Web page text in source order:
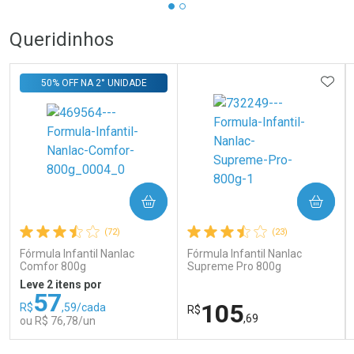
Queridinhos
(72)
Fórmula Infantil Nanlac
Comfor 800g
50% OFF NA 2° UNIDADE
Leve 2 itens por
R$57,59/cada
ou R$ 76,78/un
COMPRAR
(23)
Fórmula Infantil Nanlac
Supreme Pro 800g
R$105,69
COMPRAR